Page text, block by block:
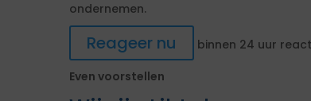
ondernemen.
Reageer nu
binnen 24 uur
Even voorstellen